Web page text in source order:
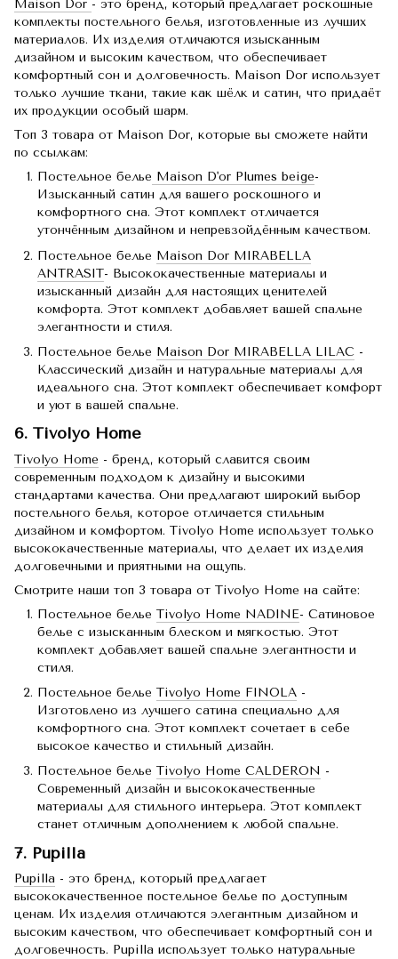
Maison Dor - это бренд, который предлагает роскошные
комплекты постельного белья, изготовленные из лучших
материалов. Их изделия отличаются изысканным
дизайном и высоким качеством, что обеспечивает
комфортный сон и долговечность. Maison Dor использует
только лучшие ткани, такие как шёлк и сатин, что придаёт
их продукции особый шарм.
Топ 3 товара от Maison Dor, которые вы сможете найти
по ссылкам:
Постельное белье Maison D'or Plumes beige-
Изысканный сатин для вашего роскошного и
комфортного сна. Этот комплект отличается
утончённым дизайном и непревзойдённым качеством.
Постельное белье Maison Dor MIRABELLA
ANTRASIT- Высококачественные материалы и
изысканный дизайн для настоящих ценителей
комфорта. Этот комплект добавляет вашей спальне
элегантности и стиля.
Постельное белье Maison Dor MIRABELLA LILAC -
Классический дизайн и натуральные материалы для
идеального сна. Этот комплект обеспечивает комфорт
и уют в вашей спальне.
6. Tivolyo Home
Tivolyo Home - бренд, который славится своим
современным подходом к дизайну и высокими
стандартами качества. Они предлагают широкий выбор
постельного белья, которое отличается стильным
дизайном и комфортом. Tivolyo Home использует только
высококачественные материалы, что делает их изделия
долговечными и приятными на ощупь.
Смотрите наши топ 3 товара от Tivolyo Home на сайте:
Постельное белье Tivolyo Home NADINE- Сатиновое
белье с изысканным блеском и мягкостью. Этот
комплект добавляет вашей спальне элегантности и
стиля.
Постельное белье Tivolyo Home FINOLA -
Изготовлено из лучшего сатина специально для
комфортного сна. Этот комплект сочетает в себе
высокое качество и стильный дизайн.
Постельное белье Tivolyo Home CALDERON -
Современный дизайн и высококачественные
материалы для стильного интерьера. Этот комплект
станет отличным дополнением к любой спальне.
7. Pupilla
Pupilla - это бренд, который предлагает
высококачественное постельное белье по доступным
ценам. Их изделия отличаются элегантным дизайном и
высоким качеством, что обеспечивает комфортный сон и
долговечность. Pupilla использует только натуральные